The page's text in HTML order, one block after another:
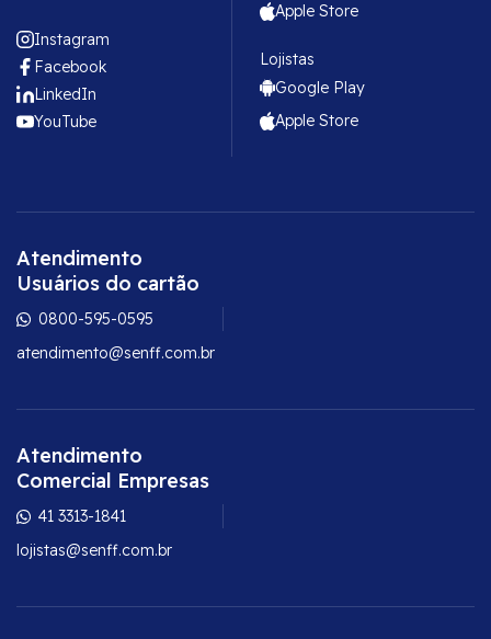
Apple Store
Lojistas
Google Play
Apple Store
Instagram
Facebook
LinkedIn
YouTube
Atendimento
Usuários do cartão
0800-595-0595
atendimento@senff.com.br
Atendimento
Comercial Empresas
41 3313-1841
lojistas@senff.com.br